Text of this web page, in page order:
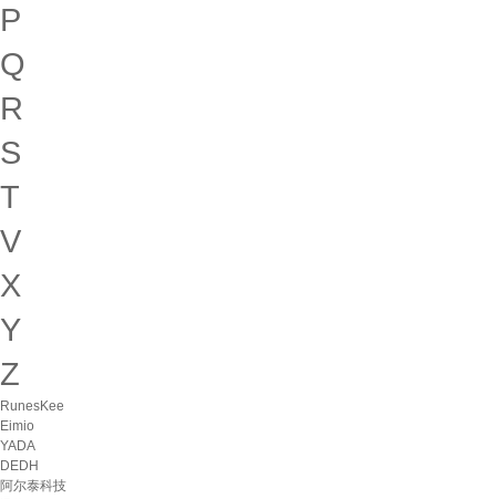
P
Q
R
S
T
V
X
Y
Z
RunesKee
Eimio
YADA
DEDH
阿尔泰科技